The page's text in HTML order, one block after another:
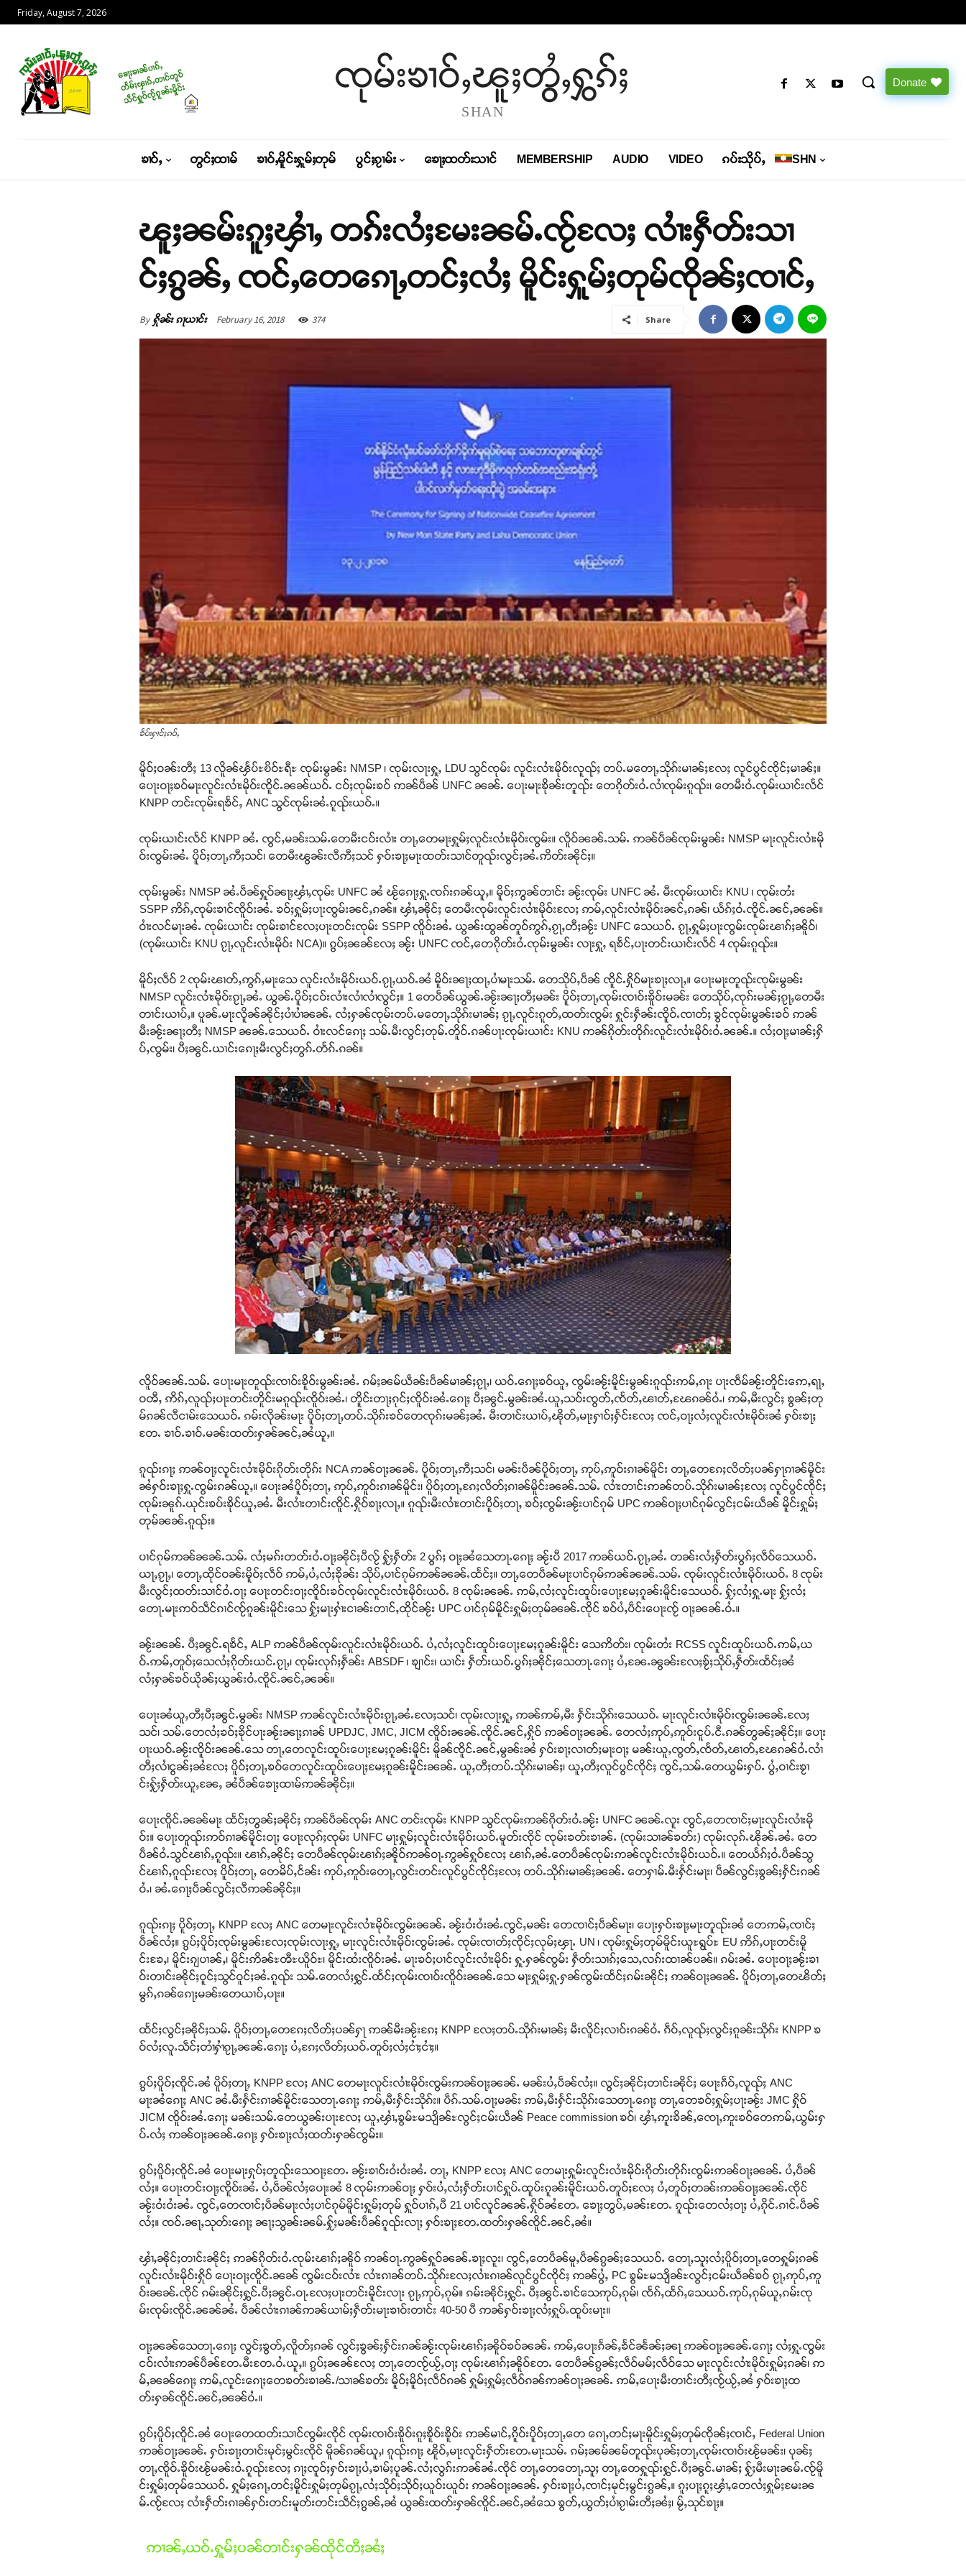
Friday, August 7, 2026
ၸုမ်းၶၢဝ်ႇၽူႈတွႆႇႁွၵ်ႈ
SHAN
Donate
ၶၢဝ်ႇ တွင်ႈထၢမ် ၶၢဝ်ႇမိူင်းႁူမ်ႈတုမ် ပွင်ႈၵႂၢမ်း ၶေႃႈထတ်းသၢင် MEMBERSHIP AUDIO VIDEO ၵပ်းသိုပ်ႇ SHN
ၽူႈၼမ်းၵူႈၾၢႆႇ တၵ်းလႆႈမႄးၼမ်ႉၸႂ်လႄႈ လၢႆးႁဵတ်းသၢ
င်ႈၵွၼ်ႇ ၸင်ႇတေၵေႃႇတင်ႈလႆႈ မိူင်းႁူမ်ႈတုမ်ၸိုၼ်ႈၸၢင်ႇ
By ႁိုၼ်း ၵႃယၢင်း February 16, 2018 374 Share
ၶႅပ်းႁၢင်ႈၵဝ်ႇ
မိူဝ်ႈဝၼ်းတီႈ 13 လိူၼ်ၾႅပ်ႊၿိဝ်ႊရီႊ ၸုမ်းမွၼ်း NMSP ၊ ၸုမ်းလႃးႁူႇ LDU သွင်ၸုမ်း လူင်းလၢႆးမိုဝ်းလူၺ်ႈ တပ်ႉမတေႃႇသိုၵ်းမၢၼ်ႈလႄႈ လူင်ပွင်ၸိုင်ႈမၢၼ်ႈ။
ပေႃးဝႃႈၶဝ်မႃးလူင်းလၢႆးမိုဝ်းၸိူင်ႉၼၼ်ယဝ်ႉ ငဝ်ႈၸုမ်းၶဝ် ဢၼ်ပဵၼ် UNFC ၼၼ်ႉ ပေႃးမႃးၶိုၼ်းတူၺ်း တေၵိုတ်းဝႆႉလၢႆၸုမ်းၵူၺ်း၊ တေမီးဝႆႉၸုမ်းယၢင်းလႅင်
KNPP တင်းၸုမ်းရၶႅင်ႇ ANC သွင်ၸုမ်းၼႆႉၵူၺ်းယဝ်ႉ။
ၸုမ်းယၢင်းလႅင် KNPP ၼႆႉ ၸွင်ႇမၼ်းသမ်ႉတေမီးငဝ်းလၢႆး တႃႇတေမႃးႁူမ်ႈလူင်းလၢႆးမိုဝ်းၸွမ်း။ လိူဝ်ၼၼ်ႉသမ်ႉ ဢၼ်ပဵၼ်ၸုမ်းမွၼ်း NMSP မႃးလူင်းလၢႆးမို
ဝ်းၸွမ်းၼႆႉ ပိူဝ်ႈတႃႇဢီႈသင်၊ တေမီးၽွၼ်းလီဢီႈသင် ႁဝ်းၶႃႈမႃးထတ်းသၢင်တူၺ်းလွင်ႈၼႆႉဢိတ်းၼိုင်ႈ။
ၸုမ်းမွၼ်း NMSP ၼႆႉပဵၼ်ႁူဝ်ၼႃႈၾၢႆႇၸုမ်း UNFC ၼႆ ၽႂ်ၵေႃႈႁူႉၸၵ်းၵၼ်ယူႇ။ မိူဝ်ႈဢွၼ်တၢင်း ၼႂ်းၸုမ်း UNFC ၼႆႉ မီးၸုမ်းယၢင်း KNU ၊ ၸုမ်းတႆး
SSPP ဢိၵ်ႇၸုမ်းၶၢင်ၸိူဝ်းၼႆႉ ၶဝ်ႈႁူမ်ႈပႃးၸွမ်းၼင်ႇၵၼ်။ ၾၢႆႇၼိုင်ႈ တေမီးၸုမ်းလူင်းလၢႆးမိုဝ်းလႄႈ ဢမ်ႇလူင်းလၢႆးမိုဝ်းၼင်ႇၵၼ်၊ ယႅၵ်ႈဝႆႉၸိူင်ႉၼင်ႇၼၼ်။
ဝၢႆးလင်မႃးၼႆႉ ၸုမ်းယၢင်း ၸုမ်းၶၢင်လႄႈပႃးတင်းၸုမ်း SSPP ၸိူဝ်းၼႆႉ ယွၼ်းထွၼ်တူဝ်ဢွၵ်ႇၵႂႃႇတီႈၼႂ်း UNFC သေယဝ်ႉ ၵႂႃႇႁူမ်ႈပႃးၸွမ်းၸုမ်းၽၢၵ်ႈၼိူဝ်၊
(ၸုမ်းယၢင်း KNU ၵႂႃႇလူင်းလၢႆးမိုဝ်း NCA)။ ၵွပ်ႈၼၼ်လႄႈ ၼႂ်း UNFC ၸင်ႇတေၵိုတ်းဝႆႉၸုမ်းမွၼ်း လႃးႁူႇ ရၶႅင်ႇပႃးတင်းယၢင်းလႅင် 4 ၸုမ်းၵူၺ်း။
မိူဝ်ႈလဵဝ် 2 ၸုမ်းၽၢတ်ႇဢွၵ်ႇမႃးသေ လူင်းလၢႆးမိုဝ်းယဝ်ႉၵႂႃႇယဝ်ႉၼႆ မိူဝ်းၼႃႈထႃႇပၢႆမႃးသမ်ႉ တေသိုပ်ႇပဵၼ် ၸိူင်ႉႁိုဝ်မႃးၶႃႈလႃႇ။ ပေႃးမႃးတူၺ်းၸုမ်းမွၼ်း
NMSP လူင်းလၢႆးမိုဝ်းၵႂႃႇၼႆႉ ယွၼ်ႉပိူဝ်ႈငဝ်းလၢႆးလၢႆလၢႆလွင်ႈ။ 1 တေပဵၼ်ယွၼ်ႉၼႂ်းၼႃႈတီႈမၼ်း ပိူဝ်ႈတႃႇၸုမ်းၸၢဝ်းၶိူဝ်းမၼ်း တေသိုပ်ႇၸုၵ်းမၼ်ႈၵႂႃႇတေမီး
တၢင်းယၢပ်ႇ။ ပူၼ်ႉမႃးလိူၼ်ၼိုင်ႈပၢႆပၢႆၼၼ်ႉ လႆႈႁၼ်ၸုမ်းတပ်ႉမတေႃႇသိုၵ်းမၢၼ်ႈ ၵႂႃႇလူင်းၵူတ်ႇထတ်းၸွမ်း ႁူင်းႁဵၼ်းၸိူဝ်ႉၸၢတ်ႈ ၶွင်ၸုမ်းမွၼ်းၶဝ် ဢၼ်
မီးၼႂ်းၼႃႈတီႈ NMSP ၼၼ်ႉသေယဝ်ႉ ဝၢႆးလင်ၵေႃႈ သမ်ႉမီးလွင်ႈတုမ်ႉတိူဝ်ႉၵၼ်ပႃးၸုမ်းယၢင်း KNU ဢၼ်ၵိုတ်းတိုၵ်းလူင်းလၢႆးမိုဝ်းဝႆႉၼၼ်ႉ။ လႆႈဝႃႈမၢၼ်ႈႁိ
ပ်ႇၸွမ်း၊ ပီႈၼွင်ႉယၢင်းၵေႃႈမီးလွင်ႈတွၵ်ႉတႅၵ်ႉၵၼ်။
လိူဝ်ၼၼ်ႉသမ်ႉ ပေႃးမႃးတူၺ်းၸၢဝ်းၶိူဝ်းမွၼ်းၼႆႉ ၵမ်ႈၼမ်ယဵၼ်းပဵၼ်မၢၼ်ႈၵႂႃႇ၊ ယဝ်ႉၵေႃႈၶဝ်ယူႇ ၸွမ်းၼႂ်းမိူင်းမွၼ်းၵူၺ်းဢမ်ႇၵႃး ပႃးၸဵမ်ၼႂ်းတိူင်းဢေႇရႃႇ
ဝၻီႇ ဢိၵ်ႇလူၺ်ႈပႃးတင်းတိူင်းမၵူၺ်းၸိူဝ်းၼႆႉ၊ တိူင်းတႃႈၵုင်ႈၸိူဝ်းၼႆႉၵေႃႈ ပီႈၼွင်ႉမွၼ်းၼႆႉယူႇသဝ်းၸွတ်ႇၸႅတ်ႇၽၢတ်ႇၽႄၵၼ်ဝႆႉ၊ ဢမ်ႇမီးလွင်ႈ ၶွၼ်ႈတု
မ်ၵၼ်လီငၢမ်းသေယဝ်ႉ ၵမ်းလိုၼ်းမႃး ပိူဝ်ႈတႃႇတပ်ႉသိုၵ်းၶဝ်တေၸုၵ်းမၼ်ႈၼႆႉ မီးတၢင်းယၢပ်ႇၽိုတ်ႇမႃးႁၢဝ်ႈႁႅင်းလႄႈ ၸင်ႇဝႃႈလႆႈလူင်းလၢႆးမိုဝ်းၼႆ ႁဝ်းၶႃႈ
တႄႉ ၶၢဝ်ႉၶၢဝ်ႉမၼ်းထတ်းႁၼ်ၼင်ႇၼႆယူႇ။
ၵူၺ်းၵႃႈ ဢၼ်ဝႃႈလူင်းလၢႆးမိုဝ်းၵိုတ်းတိုၵ်း NCA ဢၼ်ဝႃႈၼၼ်ႉ ပိူဝ်ႈတႃႇဢီႈသင်၊ မၼ်းပဵၼ်ပိူဝ်ႈတႃႇ ဢုပ်ႇဢူဝ်းၵၢၼ်မိူင်း တႃႇတေၵႄႈလိတ်ႈပၼ်ႁႃၵၢၼ်မိူင်း
ၼႆႁဝ်းၶႃႈႁူႉၸွမ်းၵၼ်ယူႇ။ ပေႃးၼႆပိူဝ်ႈတႃႇ ဢုပ်ႇဢူဝ်းၵၢၼ်မိူင်း၊ ပိူဝ်ႈတႃႇၵႄႈလိတ်ႈၵၢၼ်မိူင်းၼၼ်ႉသမ်ႉ လၢႆးတၢင်းဢၼ်တပ်ႉသိုၵ်းမၢၼ်ႈလႄႈ လူင်ပွင်ၸိုင်ႈ
ၸုမ်းၼူၵ်ႉယုင်းၶပ်းၶိုင်ယူႇၼႆႉ မီးလၢႆးတၢင်းၸိူင်ႉႁိုဝ်ၶႃႈလႃႇ။ ၵူၺ်းမီးလၢႆးတၢင်းပိူဝ်ႈတႃႇ ၶဝ်ႈၸွမ်းၼႂ်းပၢင်ၵုမ် UPC ဢၼ်ဝႃႈပၢင်ၵုမ်လွင်ႈငမ်းယဵၼ် မိူင်းႁူမ်ႈ
တုမ်ၼၼ်ႉၵူၺ်း။
ပၢင်ၵုမ်ဢၼ်ၼၼ်ႉသမ်ႉ လႆႈမၵ်းတတ်းဝႆႉဝႃႈၼိုင်ႈပီလႂ် ႁႂ်ႈႁဵတ်း 2 ပွၵ်ႈ ဝႃႈၼႆသေတႃႉၵေႃႈ ၼႂ်းပီ 2017 ဢၼ်ယဝ်ႉၵႂႃႇၼႆႉ တၼ်းလႆႈႁဵတ်းပွၵ်ႈလဵဝ်သေယဝ်ႉ
ယႃႇၵႂႃႇ၊ တေႃႇထိုင်ဝၼ်းမိူဝ်ႈလဵဝ် ဢမ်ႇပႆႇလႆႈၶိုၼ်း သိုပ်ႇပၢင်ၵုမ်ဢၼ်ၼၼ်ႉထႅင်ႈ။ တႃႇတေပဵၼ်မႃးပၢင်ၵုမ်ဢၼ်ၼၼ်ႉသမ်ႉ ၸုမ်းလူင်းလၢႆးမိုဝ်းယဝ်ႉ 8 ၸုမ်း
မီးလွင်ႈထတ်းသၢင်ဝႆႉဝႃႈ ပေႃးတင်းဝႃႈၸိူဝ်းၶဝ်ၸုမ်းလူင်းလၢႆးမိုဝ်းယဝ်ႉ 8 ၸုမ်းၼၼ်ႉ ဢမ်ႇလႆႈလူင်းထူပ်းပေႃႈမႄႈၵူၼ်းမိူင်းသေယဝ်ႉ ႁႂ်ႈလႆႈႁူႉမႃး ႁႂ်ႈလႆႈ
တေႃႉမႃးဢဝ်သဵင်ၵၢင်ၸႂ်ၵူၼ်းမိူင်းသေ ႁႂ်ႈမႃးႁၢႆးငၢၼ်းတၢင်ႇထိုင်ၼႂ်း UPC ပၢင်ၵုမ်မိူင်းႁူမ်ႈတုမ်ၼၼ်ႉၸိုင် ၶဝ်ပႆႇပဵင်းပေႃးၸႂ် ဝႃႈၼၼ်ႉဝႆႉ။
ၼႂ်းၼၼ်ႉ ပီႈၼွင်ႉရၶႅင်ႇ ALP ဢၼ်ပဵၼ်ၸုမ်းလူင်းလၢႆးမိုဝ်းယဝ်ႉ ပႆႇလႆႈလူင်းထူပ်းပေႃႈမႄႈၵူၼ်းမိူင်း သေဢိတ်း၊ ၸုမ်းတႆး RCSS လူင်းထူပ်းယဝ်ႉဢမ်ႇယ
ဝ်ႉဢမ်ႇတူဝ်ႈသေလႆႈၵိုတ်းယင်ႉၵႂႃႇ၊ ၸုမ်းလုၵ်ႈႁဵၼ်း ABSDF ၊ ၶျၢင်း၊ ယၢင်း ႁဵတ်းယဝ်ႉပွၵ်ႈၼိုင်ႈသေတႃႉၵေႃႈ ပႆႇၼႄႉၼွၼ်းလႄႈၶႂ်ႈသိုပ်ႇႁဵတ်းထႅင်ႈၼႆ
လႆႈႁၼ်ၶဝ်ယိုၼ်ႈယွၼ်းဝႆႉၸိူင်ႉၼင်ႇၼၼ်။
ပေႃးၼႆယူႇတီႈပီႈၼွင်ႉမွၼ်း NMSP ဢၼ်လူင်းလၢႆးမိုဝ်းၵႂႃႇၼႆႉလႄႈသင်၊ ၸုမ်းလႃးႁူႇ ဢၼ်ဢမ်ႇမီး ႁႅင်းသိုၵ်းသေယဝ်ႉ မႃးလူင်းလၢႆးမိုဝ်းၸွမ်းၼၼ်ႉလႄႈ
သင်၊ သမ်ႉတေလႆႈၶဝ်ႈၶိုင်ပႃးၼႂ်းၼႃႈၵၢၼ် UPDJC, JMC, JICM ၸိူဝ်းၼၼ်ႉၸိူင်ႉၼင်ႇႁိုဝ် ဢၼ်ဝႃႈၼၼ်ႉ တေလႆႈဢုပ်ႇဢူဝ်းငူပ်ႉငီႉၵၼ်တွၼ်ႈၼိုင်ႈ။ ပေႃး
ပႃးယဝ်ႉၼႂ်းၸိူဝ်းၼၼ်ႉသေ တႃႇတေလူင်းထူပ်းပေႃႈမႄႈၵူၼ်းမိူင်း မိူၼ်ၸိူင်ႉၼင်ႇမွၼ်းၼႆ ႁဝ်းၶႃႈလၢတ်ႈမႃးဝႃႈ မၼ်းယူႇၸွတ်ႇၸႅတ်ႇၽၢတ်ႇၽႄၵၼ်ဝႆႉလၢႆ
တီႈလၢႆငွၼ်ႈၼႆလႄႈ ပိူဝ်ႈတႃႇၶဝ်တေလူင်းထူပ်းပေႃႈမႄႈၵူၼ်းမိူင်းၼၼ်ႉ ယူႇတီႈတပ်ႉသိုၵ်းမၢၼ်ႈ၊ ယူႇတီႈလူင်ပွင်ၸိုင်ႈ ၸွင်ႇသမ်ႉတေယွမ်းႁပ်ႉ ပွႆႇဝၢင်းၶႂၢ
င်းႁႂ်ႈႁဵတ်းယူႇၼႄႇ ၼႆပဵၼ်ၶေႃႈထၢမ်ဢၼ်ၼိုင်ႈ။
ပေႃးၸိူင်ႉၼၼ်မႃး ထႅင်ႈတွၼ်ႈၼိုင်ႈ ဢၼ်ပဵၼ်ၸုမ်း ANC တင်းၸုမ်း KNPP သွင်ၸုမ်းဢၼ်ၵိုတ်းဝႆႉၼႂ်း UNFC ၼၼ်ႉလူး ၸွင်ႇတေၸၢင်ႈမႃးလူင်းလၢႆးမို
ဝ်း။ ပေႃးတူၺ်းဢဝ်ၵၢၼ်မိူင်းဝႃႈ ပေႃးလုၵ်ႈၸုမ်း UNFC မႃးႁူမ်ႈလူင်းလၢႆးမိုဝ်းယဝ်ႉမူတ်းၸိုင် ၸုမ်းၶတ်းၶၢၼ်ႉ (ၸုမ်းသၢၼ်ၶတ်း) ၸုမ်းလုၵ်ႉၽိုၼ်ႉၼႆႉ တေ
ပဵၼ်ဝႆႉသွင်ၽၢၵ်ႇၵူၺ်း။ ၽၢၵ်ႇၼိုင်ႈ တေပဵၼ်ၸုမ်းၽၢၵ်ႈၼိူဝ်ဢၼ်ဝႃႉဢွၼ်ႁူဝ်လႄႈ ၽၢၵ်ႇၼႆႉတေပဵၼ်ၸုမ်းဢၼ်လူင်းလၢႆးမိုဝ်းယဝ်ႉ။ တေယႅၵ်ႈဝႆႉပဵၼ်သွ
င်ၽၢၵ်ႇၵူၺ်းလႄႈ ပိူဝ်ႈတႃႇ တေမိပ်ႇငႅၼ်း ဢုပ်ႇဢူဝ်းတေႃႇလွင်းတင်းလူင်ပွင်ၸိုင်ႈလႄႈ တပ်ႉသိုၵ်းမၢၼ်ႈၼၼ်ႉ တေႁၢမ်ႉမီးႁႅင်းမႃး၊ ပဵၼ်လွင်ႈၶွၼ်ႈႁႅင်းၵၼ်
ဝႆႉ၊ ၼႆႉၵေႃႈပဵၼ်လွင်ႈလီဢၼ်ၼိုင်ႈ။
ၵူၺ်းၵႃႈ ပိူဝ်ႈတႃႇ KNPP လႄႈ ANC တေမႃးလူင်းလၢႆးမိုဝ်းၸွမ်းၼၼ်ႉ ၼႂ်းဝႆးဝႆးၼႆႉၸွင်ႇမၼ်း တေၸၢင်ႈပဵၼ်မႃး၊ ပေႃးႁဝ်းၶႃႈမႃးတူၺ်းၼႆ တေဢမ်ႇၸၢင်ႈ
ပဵၼ်လႆႈ။ ၵွပ်ႈပိူဝ်ႈၸုမ်းမွၼ်းလႄႈၸုမ်းလႃးႁူႇ မႃးလူင်းလၢႆးမိုဝ်းၸွမ်းၼႆႉ ၸုမ်းၸၢတ်ႈၸိုင်ႈလုမ်ႈၾႃႉ UN ၊ ၸုမ်းႁူမ်ႈတုမ်မိူင်းယူႊရွပ်ႊ EU ဢိၵ်ႇပႃးတင်းမိူ
င်းၶႄႇ၊ မိူင်းၵျပၢၼ်ႇ၊ မိူင်းဢိၼ်ႊၻီႊယိူဝ်ႊ၊ မိူင်းထႆးၸိူဝ်းၼႆႉ မႃးၶဝ်ႈပၢင်လူင်းလၢႆးမိုဝ်း ႁူႉႁၼ်ၸွမ်း ႁဵတ်းသၢၵ်ႈသေႇလၵ်းထၢၼ်ပၼ်။ ၵမ်းၼႆႉ ပေႃးဝႃႈၼႂ်းၶၢ
ဝ်းတၢင်းၼိုင်ႈဝူင်ႈသွင်ဝူင်ႈၼႆႉၵူၺ်း သမ်ႉတေလႆႈႁွင်ႉထႅင်ႈၸုမ်းၸၢဝ်းၸိူဝ်းၼၼ်ႉသေ မႃးႁူမ်ႈႁူႉႁၼ်ၸွမ်းထႅင်ႈၵမ်းၼိုင်ႈ ဢၼ်ဝႃႈၼၼ်ႉ ပိူဝ်ႈတႃႇတေၽိတ်ႈ
မွၵ်ႇၵၼ်ၵေႃႈမၼ်းတေယၢပ်ႇပႃး။
ထႅင်ႈလွင်ႈၼိုင်ႈသမ်ႉ ပိူဝ်ႈတႃႇတေၵႄႈလိတ်ႈပၼ်ႁႃ ဢၼ်မီးၼႂ်းၵႄႈ KNPP လႄႈတပ်ႉသိုၵ်းမၢၼ်ႈ မီးလိူင်ႈလၢဝ်းၵၼ်ဝႆႉ ၵဵဝ်ႇလူၺ်ႈလွင်ႈၵူၼ်းသိုၵ်း KNPP ၶ
ဝ်လႆႈလူႉသဵင်ႈတၢႆႁၢႆၵႂႃႇၼၼ်ႉၵေႃႈ ပႆႇၵႄႈလိတ်ႈယဝ်ႉတူဝ်ႈလႆႈငၢႆႈငၢႆႈ။
ၵွပ်ႈပိူဝ်ႈၸိူင်ႉၼႆ ပိူဝ်ႈတႃႇ KNPP လႄႈ ANC တေမႃးလူင်းလၢႆးမိုဝ်းၸွမ်းဢၼ်ဝႃႈၼၼ်ႉ မၼ်းပႆႇပဵၼ်လႆႈ။ လွင်ႈၼိုင်ႈတၢင်းၼိုင်ႈ ပေႃးၵဵဝ်ႇလူၺ်ႈ ANC
မႃးၼႆၵေႃႈ ANC ၼႆႉမီးႁႅင်းၵၢၼ်မိူင်းသေတႃႉၵေႃႈ ဢမ်ႇမီးႁႅင်းသိုၵ်း။ ပဵၵ်ႉသမ်ႉဝႃႈမၼ်း ဢမ်ႇမီးႁႅင်းသိုၵ်းသေတႃႉၵေႃႈ တႃႇတေၶဝ်ႈႁူမ်ႈပႃးၼႂ်း JMC ႁိုဝ်
JICM ၸိူဝ်းၼႆႉၵေႃႈ မၼ်းသမ်ႉတေယွၼ်းပႃးလႄႈ ယူႇၾၢႆႇၶွမ်ႊမသျိၼ်ႊလွင်ႈငမ်းယဵၼ် Peace commission ၶဝ်၊ ၾၢႆႇဢူးၶိၼ်ႇၸေႃႇဢူးၶဝ်တေဢမ်ႇယွမ်းႁ
ပ်ႉလႆႈ ဢၼ်ဝႃႈၼၼ်ႉၵေႃႈ ႁဝ်းၶႃႈလႆႈထတ်းႁၼ်ၸွမ်း။
ၵွပ်ႈပိူဝ်ႈၸိူင်ႉၼႆ ပေႃးမႃးႁုပ်ႈတူၺ်းသေဝႃႈတႄႉ ၼႂ်းၶၢဝ်းဝႆးဝႆးၼႆႉ တႃႇ KNPP လႄႈ ANC တေမႃးႁူမ်းလူင်းလၢႆးမိုဝ်းၵိုတ်းတိုၵ်းၸွမ်းဢၼ်ဝႃႈၼၼ်ႉ ပႆႇပဵၼ်
လႆႈ။ ပေႃးတင်းဝႃႈၸိူဝ်းၼႆႉ ပႆႇပဵၼ်လႆႈပေႃးၼႆ 8 ၸုမ်းဢၼ်ဝႃႈ ႁဝ်းပႆႇလႆႈႁဵတ်းပၢင်ႁူပ်ႉထူပ်းၵူၼ်းမိူင်းယဝ်ႉတူဝ်ႈလႄႈ ပႆႇတူဝ်ႈတၼ်းဢၼ်ဝႃႈၼၼ်ႉၸိုင်
ၼႂ်းဝႆးဝႆးၼႆႉ ၸွင်ႇတေၸၢင်ႈပဵၼ်မႃးလႆႈပၢင်ၵုမ်မိူင်းႁူမ်ႈတုမ် ႁူဝ်ပၢၵ်ႇပီ 21 ပၢင်လူင်ၼၼ်ႉႁိုဝ်ၼႆတႄႉ ၶေႃႈတွပ်ႇမၼ်းတႄႉ ၵူၺ်းတေလႆႈဝႃႈ ပႆႇၵိုင်ႉၵၢင်ႉပဵၼ်
လႆႈ။ ၸဝ်ႉၼႃႇသုတ်းၵေႃႈ ၼႃႈသွၼ်းၼမ်ႉႁႂ်ႈမၼ်းပဵၼ်ၵူၺ်းလႃႈ ႁဝ်းၶႃႈတႄႉထတ်းႁၼ်ၸိူင်ႉၼင်ႇၼႆ။
ၾၢႆႇၼိုင်ႈတၢင်းၼိုင်ႈ ဢၼ်ၵိုတ်းဝႆႉၸုမ်းၽၢၵ်ႈၼိူဝ် ဢၼ်ဝႃႉဢွၼ်ႁူဝ်ၼၼ်ႉၶႃႈလူး၊ ၸွင်ႇတေပဵၼ်မူႇပဵၼ်ၵွၼ်ႈသေယဝ်ႉ တေႃႇသူႈလႆႈပိူဝ်ႈတႃႇတေႁူမ်ႈၵၼ်
လူင်းလၢႆးမိုဝ်းႁိုဝ် ပေႃးဝႃႈၸိူင်ႉၼၼ် ၸွမ်းငဝ်းလၢႆး လၢႆးၵၢၼ်တပ်ႉသိုၵ်းလႄႈလၢႆးၵၢၼ်လူင်ပွင်ၸိုင်ႈ ဢၼ်ပွႆႇ PC ၶွမ်ႊမသျိၼ်ႊလွင်ႈငမ်းယဵၼ်ၶဝ် ၵႂႃႇဢုပ်ႇဢူ
ဝ်းၼၼ်ႉၸိုင် ၵမ်းၼိုင်ႈႁွင်ႉပီႈၼွင်ႉဝႃႉလႄႈပႃးတင်းမိူင်းလႃး ၵႂႃႇဢုပ်ႇၵုမ်။ ၵမ်းၼိုင်ႈႁွင်ႉ ပီႈၼွင်ႉၶၢင်သေဢုပ်ႇၵုမ်၊ ၸႅၵ်ႇထႅၵ်ႇသေယဝ်ႉဢုပ်ႇၵုမ်ယူႇၵမ်းၸု
မ်းၸုမ်းၸိူင်ႉၼၼ်ၼႆႉ ပဵၼ်လၢႆးၵၢၼ်ဢၼ်ယၢမ်ႈႁဵတ်းမႃးၶၢဝ်းတၢင်း 40-50 ပီ ဢၼ်ႁဝ်းၶႃႈလႆႈႁူပ်ႉထူပ်းမႃး။
ဝႃႈၼၼ်သေတႃႉၵေႃႈ လွင်ႈၶွတ်ႇလိူတ်ႈၵၼ် လွင်ႈၶွၼ်ႈႁႅင်းၵၼ်ၼႂ်းၸုမ်းၽၢၵ်ႈၼိူဝ်ၶဝ်ၼၼ်ႉ ဢမ်ႇပေႃးၵႅၼ်ႇၶႅင်ၼႅၼ်ႈၼႃ ဢၼ်ဝႃႈၼၼ်ႉၵေႃႈ လႆႈႁူႉၸွမ်း
ငဝ်းလၢႆးဢၼ်ပဵၼ်တႄႉမီးတႄႉဝႆႉယူႇ။ ၵွပ်ႈၼၼ်လႄႈ တႃႇတေၸႂ်ယႂ်ႇဝႃႈ ၸုမ်းၽၢၵ်ႈၼိူဝ်တႄႉ တေပဵၼ်ၵွၼ်ႈလဵဝ်မမ်ႈလဵဝ်သေ မႃးလူင်းလၢႆးမိုဝ်းႁူမ်ႈၵၼ်၊ ဢ
မ်ႇၼၼ်ၵေႃႈ ဢမ်ႇလူင်းၵေႃႈတေၶတ်းၶၢၼ်ႉ/သၢၼ်ၶတ်း မိူဝ်ႈမိူဝ်ႈလဵဝ်ၵၼ် ႁူမ်ႈႁူမ်ႈလဵဝ်ၵၼ်ဢၼ်ဝႃႈၼၼ်ႉ ဢမ်ႇပေႃးမီးတၢင်းတီႈၸႂ်ယႂ်ႇၼႆ ႁဝ်းၶႃႈထ
တ်းႁၼ်ၸိူင်ႉၼင်ႇၼၼ်ဝႆႉ။
ၵွပ်ႈပိူဝ်ႈၸိူင်ႉၼႆ ပေႃးတေထတ်းသၢင်ၸွမ်းၸိုင် ၸုမ်းၸၢဝ်းၶိူဝ်းၵူႈၶိူဝ်းၶိူဝ်း ဢၼ်မၢင်ႇၵိူဝ်းပိူဝ်ႈတႃႇတေ ၵေႃႇတင်ႈမႃးမိူင်းႁူမ်ႈတုမ်ၸိုၼ်ႈၸၢင်ႇ Federal Union
ဢၼ်ဝႃႈၼၼ်ႉ ႁဝ်းၶႃႈတၢင်းမုင်ႈမွင်းၸိုင် မိူၼ်ၵၼ်ယူႇ၊ ၵူၺ်းၵႃႈ ၽိူဝ်ႇမႃးလူင်းႁဵတ်းတႄႉမႃးသမ်ႉ ၵမ်ႈၼမ်ၼမ်တူၺ်းပုၼ်ႈတႃႇၸုမ်းၸၢဝ်းၽႂ်မၼ်း၊ ပုၼ်ႈ
တႃႇၸိူဝ်ႉၶိူဝ်းၽႂ်မၼ်းဝႆႉၵူၺ်းလႄႈ ၵႃႈၸူဝ်ႈႁဝ်းၶႃႈပႆႇၶၢမ်ႈပူၼ်ႉလႆႈလွၵ်းဢၼ်ၼႆႉၸိုင် တႃႇတေတေႃႇသူႈ တႃႇတေႁူၺ်းႁွင်ႉပီႈၼွင်ႉမၢၼ်ႈ ႁႂ်ႈမီးမႃးၼမ်ႉၸႂ်မိူ
င်းႁူမ်ႈတုမ်သေယဝ်ႉ ႁူမ်ႈၵေႃႇတင်ႈမိူင်းႁူမ်ႈတုမ်ၵႂႃႇလႆႈသိုဝ်ႈသိုဝ်ႈယူဝ်းယူဝ်း ဢၼ်ဝႃႈၼၼ်ႉ ႁဝ်းၶႃႈပႆႇၸၢင်ႈမုင်ႈမွင်းၵွၼ်ႇ။ ၵူႈပႃႈၵူႈၾၢႆႇတေလႆႈႁူမ်ႈမႄးၼ
မ်ႉၸႂ်လႄႈ လၢႆးႁဵတ်းၵၢၼ်ႁဝ်းတင်းမူတ်းတင်းသဵင်ႈၵွၼ်ႇၼႆ ယွၼ်းထတ်းႁၼ်ၸိူင်ႉၼင်ႇၼႆသေ ၶွတ်ႇယွတ်ႈပၢႆၵႂၢမ်းတီႈၼႆႈ၊ မႂ်ႇသုင်ၶႃႈ။
ဢၢၼ်ႇယဝ်ႉႁူမ်ႈပၼ်တၢင်းႁၼ်ထိုင်တီႈၼႆႈ